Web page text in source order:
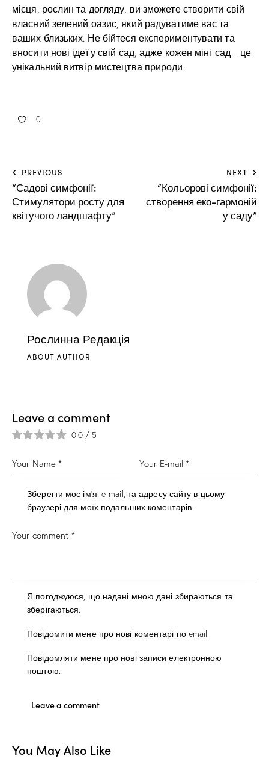
місця, рослин та догляду, ви зможете створити свій
власний зелений оазис, який радуватиме вас та
ваших близьких. Не бійтеся експериментувати та
вносити нові ідеї у свій сад, адже кожен міні-сад – це
унікальний витвір мистецтва природи.
0
PREVIOUS
“Садові симфонії:
Стимулятори росту для
квітучого ландшафту”
NEXT
“Кольорові симфонії:
створення еко-гармоній
у саду”
Рослинна Редакція
ABOUT AUTHOR
Leave a comment
0.0 / 5
Зберегти моє ім'я, e-mail, та адресу сайту в цьому
браузері для моїх подальших коментарів.
Я погоджуюся, що надані мною дані збираються та
зберігаються.
Повідомити мене про нові коментарі по email.
Повідомляти мене про нові записи електронною
поштою.
You May Also Like